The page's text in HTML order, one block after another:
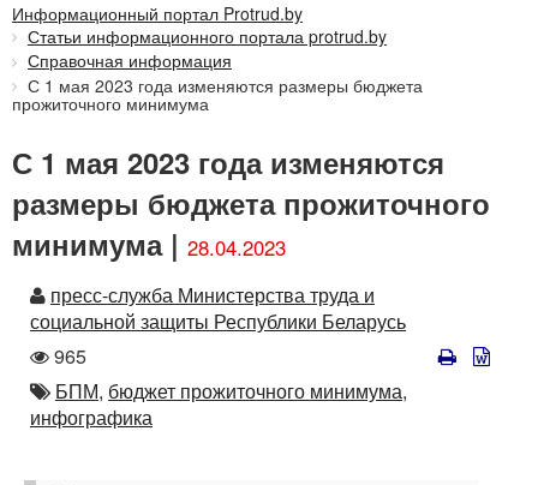
Информационный портал Protrud.by
Статьи информационного портала protrud.by
Справочная информация
С 1 мая 2023 года изменяются размеры бюджета
прожиточного минимума
С 1 мая 2023 года изменяются
размеры бюджета прожиточного
минимума | 28.04.2023
Автор
пресс-служба Министерства труда и
социальной защиты Республики Беларусь
Количество
просмотров
965
Автор
БПМ, бюджет прожиточного минимума,
инфографика